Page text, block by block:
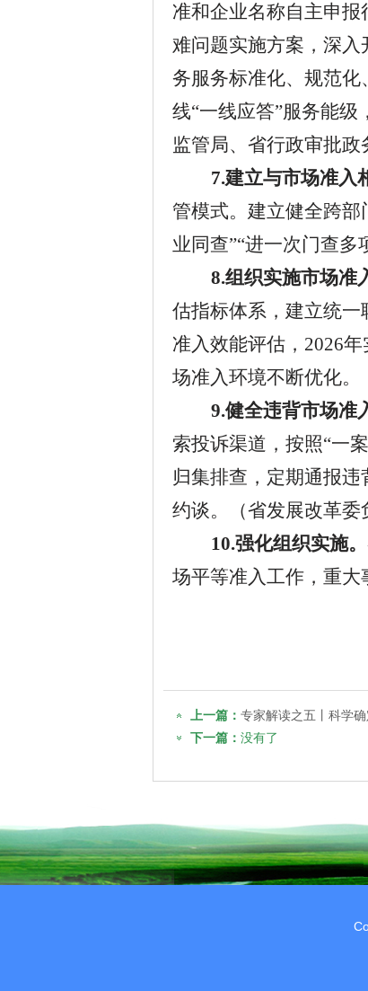
准和企业名称自主申
难问题实施方案，深
务服务标准化、规范化
线“一线应答”服务能
监管局、省行政审批
7.建立与市场准入
管模式。建立健全跨
业同查”“进一次门查多
8.组织实施市场准
估指标体系，建立统一
准入效能评估， 2026年
场准入环境不断优化。
9.健全违背市场准
索投诉渠道，按照“一
归集排查，定期通报
约谈。（省发展改革委
10.强化组织实施。
场平等准入工作，重大
上一篇： 专家解读之五丨科学确
下一篇： 没有了